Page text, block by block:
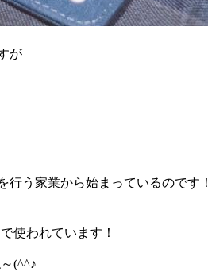
が
行う家業から始まっているのです！
使われています！
(^^♪